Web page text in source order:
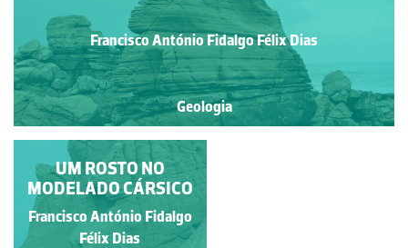
Francisco António Fidalgo Félix Dias
Geologia
DERROCADA EM
PAISAGEM CÁRSICA
COSTEIRA
Alexandra Nobre
UM ROSTO NO
MODELADO CÁRSICO
Francisco António Fidalgo
Félix Dias